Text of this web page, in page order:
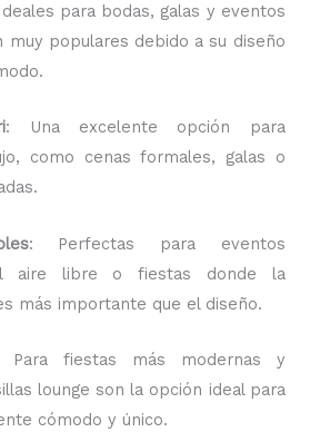
para bodas, galas y eventos
muy populares debido a su diseño
: Una excelente opción para
como cenas formales, galas o
: Perfectas para eventos
aire libre o fiestas donde la
más importante que el diseño.
Para fiestas más modernas y
lounge son la opción ideal para
cómodo y único.